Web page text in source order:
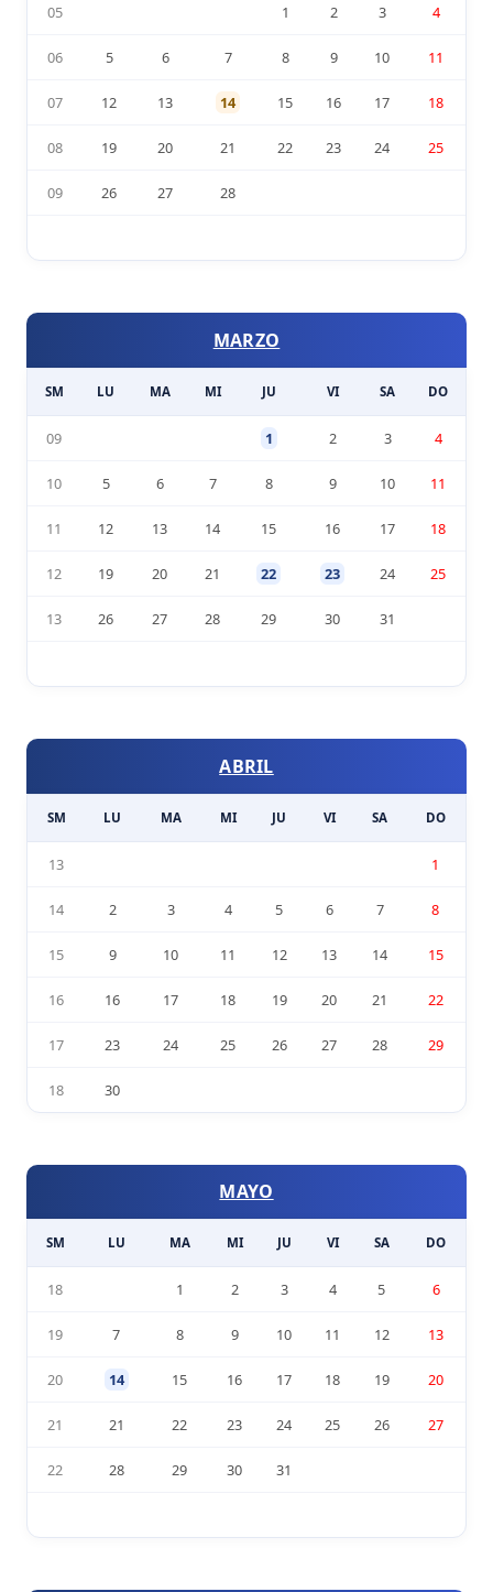
05 1 2 3 4
06 5 6 7 8 9 10 11
07 12 13 14 15 16 17 18
08 19 20 21 22 23 24 25
09 26 27 28
MARZO
SM LU MA MI JU VI SA DO
09 1 2 3 4
10 5 6 7 8 9 10 11
11 12 13 14 15 16 17 18
12 19 20 21 22 23 24 25
13 26 27 28 29 30 31
ABRIL
SM LU MA MI JU VI SA DO
13 1
14 2 3 4 5 6 7 8
15 9 10 11 12 13 14 15
16 16 17 18 19 20 21 22
17 23 24 25 26 27 28 29
18 30
MAYO
SM LU MA MI JU VI SA DO
18 1 2 3 4 5 6
19 7 8 9 10 11 12 13
20 14 15 16 17 18 19 20
21 21 22 23 24 25 26 27
22 28 29 30 31